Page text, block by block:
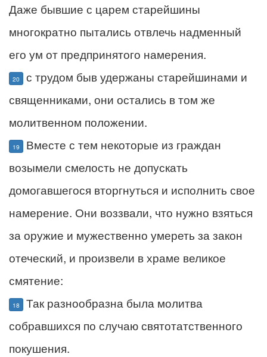
Даже бывшие с царем старейшины
многократно пытались отвлечь надменный
его ум от предпринятого намерения.
20
с трудом быв удержаны старейшинами и
священниками, они остались в том же
молитвенном положении.
19
Вместе с тем некоторые из граждан
возымели смелость не допускать
домогавшегося вторгнуться и исполнить свое
намерение. Они воззвали, что нужно взяться
за оружие и мужественно умереть за закон
отеческий, и произвели в храме великое
смятение:
18
Так разнообразна была молитва
собравшихся по случаю святотатственного
покушения.